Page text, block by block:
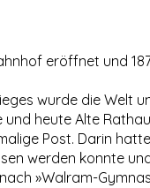
eröffnet und
wurde die Welt
heute Alte
Post. Darin
werden konnte
»Walram-